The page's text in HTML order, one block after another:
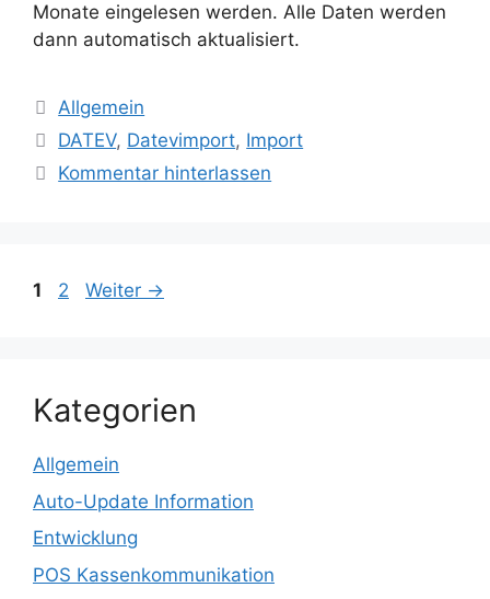
Monate eingelesen werden. Alle Daten werden
dann automatisch aktualisiert.
Kategorien
Allgemein
Schlagwörter
DATEV, Datevimport, Import
Kommentar hinterlassen
Seite
1 Seite
2 Weiter →
Kategorien
Allgemein
Auto-Update Information
Entwicklung
POS Kassenkommunikation